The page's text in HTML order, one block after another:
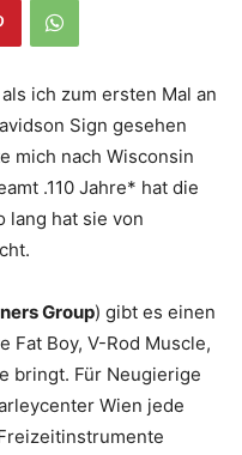
ich zum ersten Mal an
Sign gesehen
mich nach Wisconsin
.110 Jahre* hat die
lang hat sie von
Group) gibt es einen
Fat Boy, V-Rod Muscle,
bringt. Für Neugierige
Wien jede